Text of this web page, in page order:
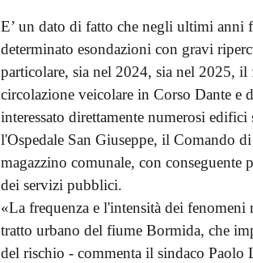
E’ un dato di fatto che negli ultimi anni
determinato esondazioni con gravi
particolare, sia nel 2024, sia nel 2025,
circolazione veicolare in Corso Dante e
interessato direttamente numerosi
l'Ospedale San Giuseppe, il Comando
magazzino comunale, con conseguente
dei servizi pubblici.
«La frequenza e l'intensità dei
tratto urbano del fiume Bormida, che
del rischio - commenta il sindaco